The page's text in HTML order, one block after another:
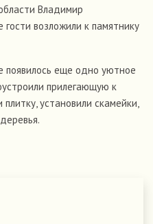
Владимир
возложили к памятнику
появилось еще одно уютное
прилегающую к
установили скамейки,